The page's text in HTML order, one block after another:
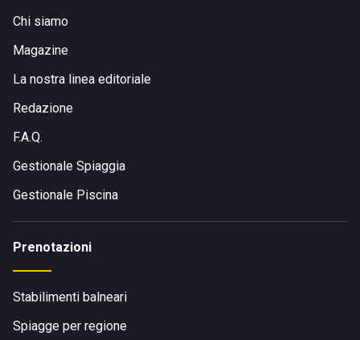
Chi siamo
Magazine
La nostra linea editoriale
Redazione
F.A.Q.
Gestionale Spiaggia
Gestionale Piscina
Prenotazioni
Stabilimenti balneari
Spiagge per regione